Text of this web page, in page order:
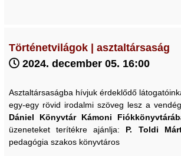
Történetvilágok | asztaltársaság
2024. december 05. 16:00
Asztaltársaságba hívjuk érdeklődő
egy-egy rövid irodalmi szöveg lesz a
Dániel Könyvtár Kámoni
üzeneteket terítékre ajánlja: P. Toldi
pedagógia szakos könyvtáros